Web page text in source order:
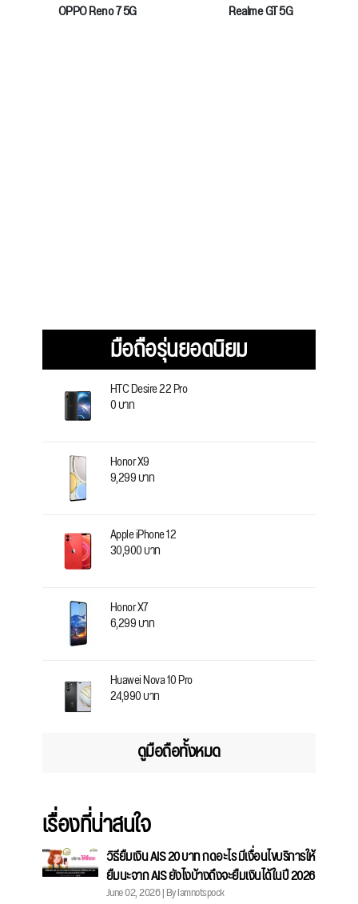
OPPO Reno 7 5G Realme GT 5G
มือถือรุ่นยอดนิยม
HTC Desire 22 Pro
0 บาท
Honor X9
9,299 บาท
Apple iPhone 12
30,900 บาท
Honor X7
6,299 บาท
Huawei Nova 10 Pro
24,990 บาท
ดูมือถือทั้งหมด
เรื่องที่น่าสนใจ
วิธียืมเงิน AIS 20 บาท กดอะไร มีเงื่อนไขบริการให้
ยืมนะจาก AIS ยังไงบ้างถึงจะยืมเงินได้ในปี 2026
June 02, 2026 | By Iamnotspock